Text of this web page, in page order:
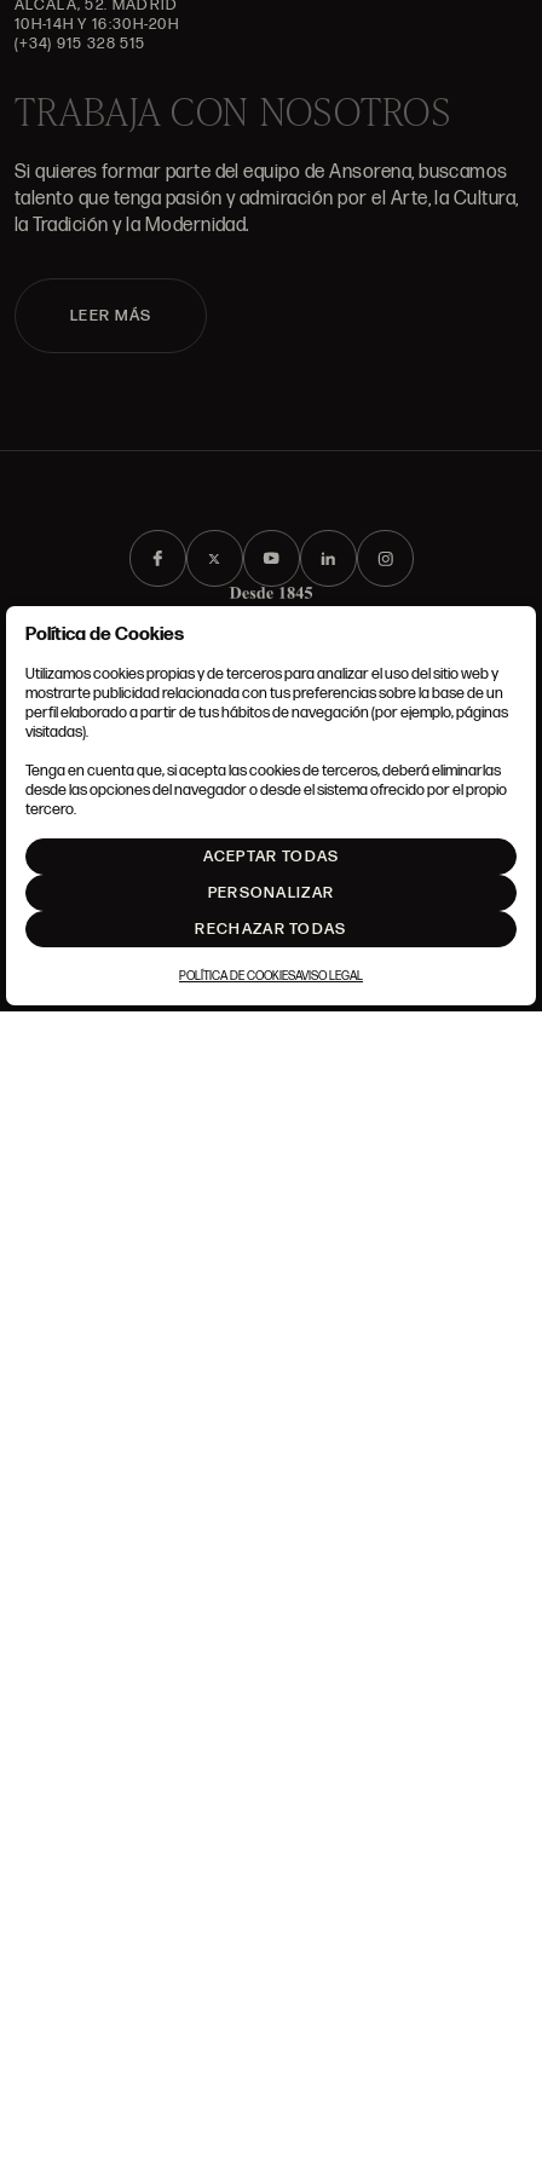
ALCALÁ, 52. MADRID
10H-14H Y 16:30H-20H
(+34) 915 328 515
TRABAJA CON NOSOTROS
Si quieres formar parte del equipo de Ansorena, buscamos
talento que tenga pasión y admiración por el Arte, la Cultura,
la Tradición y la Modernidad.
LEER MÁS
CONDICIONES GENERALES
POLÍTICA DE COOKIES
AJUSTE DE COOKIES
Política de Cookies
Utilizamos cookies propias y de terceros para analizar el uso del sitio web y
mostrarte publicidad relacionada con tus preferencias sobre la base de un
perfil elaborado a partir de tus hábitos de navegación (por ejemplo, páginas
visitadas).
Tenga en cuenta que, si acepta las cookies de terceros, deberá eliminarlas
desde las opciones del navegador o desde el sistema ofrecido por el propio
tercero.
ACEPTAR TODAS
PERSONALIZAR
RECHAZAR TODAS
POLÍTICA DE COOKIESAVISO LEGAL